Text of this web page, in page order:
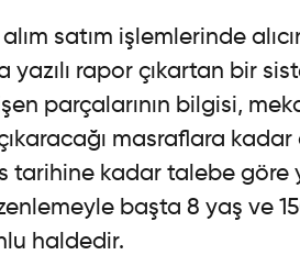
satım işlemlerinde
yazılı rapor çıkartan bir
parçalarının bilgisi,
masraflara
tarihine kadar talebe göre
başta 8 yaş ve
haldedir.